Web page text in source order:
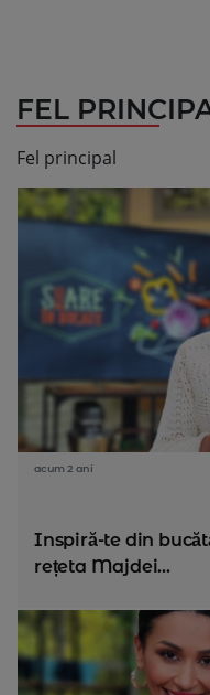
FEL
Fel principal
acum 2 ani
Inspiră-te din
rețeta Majdei...